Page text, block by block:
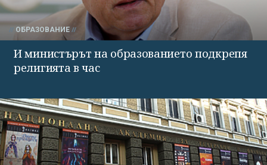
ОБРАЗОВАНИЕ
И министърът на образованието подкрепя
религията в час